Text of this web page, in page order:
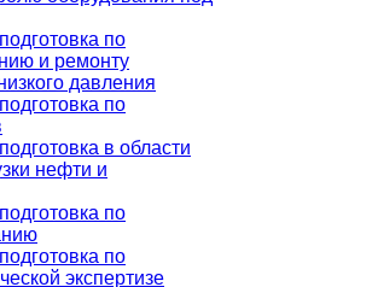
по
и ремонту
давления
по
в области
нефти и
по
по
экспертизе